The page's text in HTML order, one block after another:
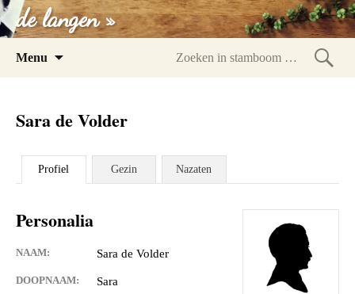
de langen »
Menu
Sara de Volder
Profiel Gezin Nazaten
Personalia
NAAM: Sara de Volder
DOOPNAAM: Sara